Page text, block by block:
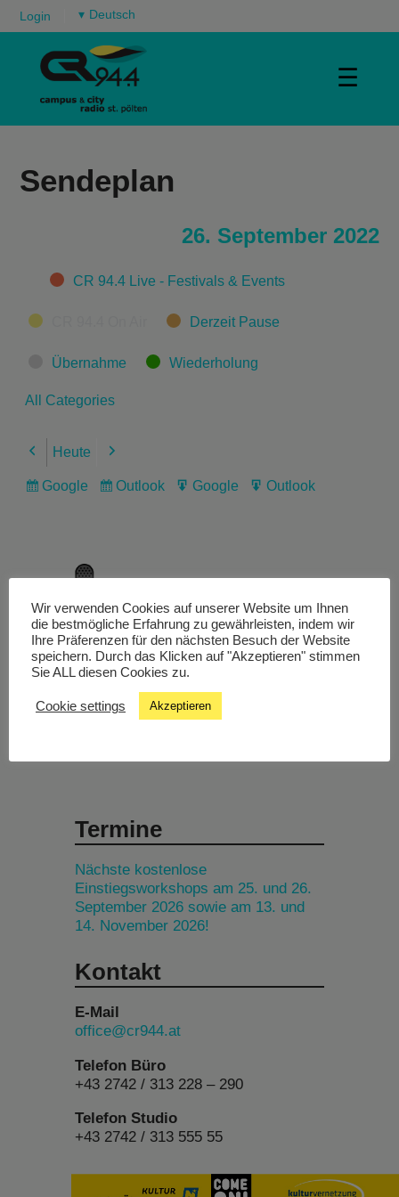
Login ▾
☰
Sendeplan
26. September 2022
CategoriesCR 94.4 Live - Festivals & Events
Derzeit Pause
Übernahme Wiederholung
All Categories
Previous
Heute Next
Subscribe
Google
Subscribe
Outlook
Export
Google
Export
Outlook
Livestream
Studiochat
Termine
Nächste kostenlose
Einstiegsworkshops am 25. und 26.
September 2026 sowie am 13. und
14. November 2026!
Kontakt
E-Mail
office@cr944.at
Telefon Büro
+43 2742 / 313 228 – 290
Telefon Studio
+43 2742 / 313 555 55
Wir verwenden Cookies auf unserer Website um Ihnen
die bestmögliche Erfahrung zu gewährleisten, indem wir
Ihre Präferenzen für den nächsten Besuch der Website
speichern. Durch das Klicken auf "Akzeptieren" stimmen
Sie ALL diesen Cookies zu.
Cookie settings Akzeptieren